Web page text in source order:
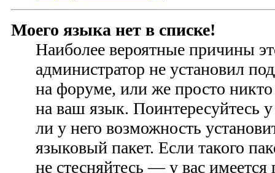
Моего языка нет в списке!
Наиболее вероятные причины
администратор не установил
на форуме, или же просто
на ваш язык. Поинтересуйтесь
ли у него возможность
языковый пакет. Если такого
не стесняйтесь — у вас имеется